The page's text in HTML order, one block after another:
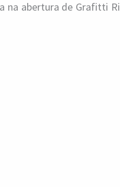
na abertura de Grafitti